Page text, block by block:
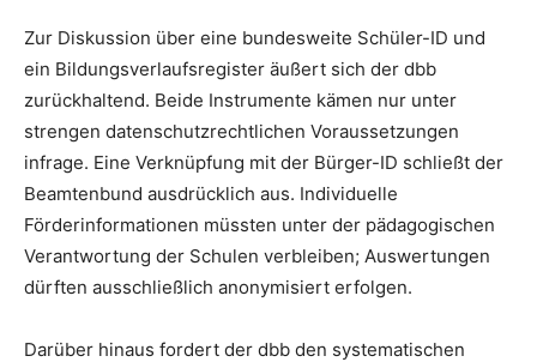
Zur Diskussion über eine bundesweite Schüler-ID und
ein Bildungsverlaufsregister äußert sich der dbb
zurückhaltend. Beide Instrumente kämen nur unter
strengen datenschutzrechtlichen Voraussetzungen
infrage. Eine Verknüpfung mit der Bürger-ID schließt der
Beamtenbund ausdrücklich aus. Individuelle
Förderinformationen müssten unter der pädagogischen
Verantwortung der Schulen verbleiben; Auswertungen
dürften ausschließlich anonymisiert erfolgen.
Darüber hinaus fordert der dbb den systematischen